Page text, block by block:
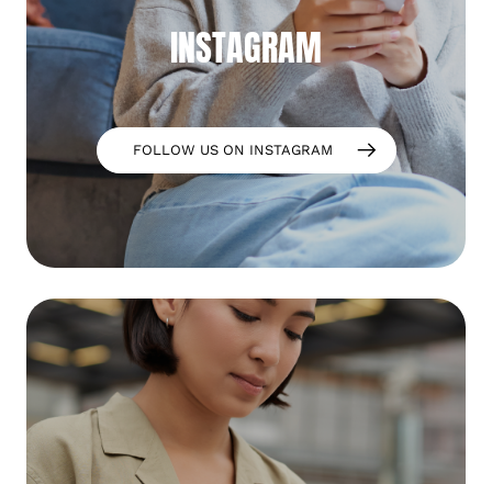
INSTAGRAM
FOLLOW US ON INSTAGRAM